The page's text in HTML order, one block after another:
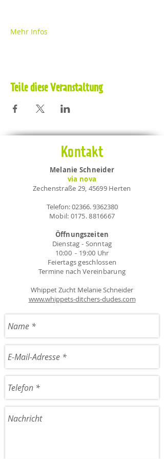
Mehr Infos
Teile diese Veranstaltung
Kontakt
Melanie Schneider
via nova
Zechenstraße 29, 45699 Herten
Telefon:02366. 9362380
Mobil: 0175. 8816667
Öffnungszeiten
Dienstag - Sonntag
10:00 - 19:00 Uhr
Feiertags geschlossen
Termine nach Vereinbarung
Whippet Zucht Melanie Schneider
www.whippets-ditchers-dudes.com